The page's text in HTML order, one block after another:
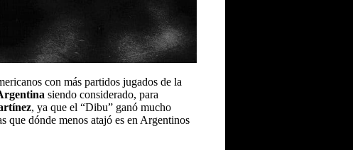
con más partidos jugados de la
siendo considerado, para
, ya que el “Dibu” ganó mucho
que dónde menos atajó es en Argentinos